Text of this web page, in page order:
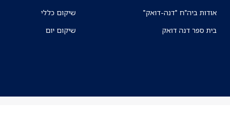
אודות ביה"ח "דנה-דואק"
בית ספר דנה דואק
שיקום כללי
שיקום יום